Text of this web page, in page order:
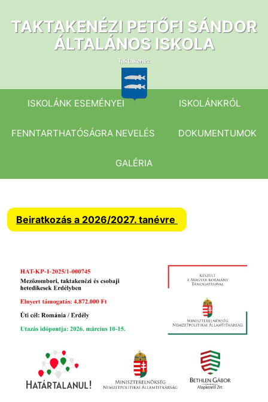
tartalomhoz
TAKTAKENÉZI PETŐFI SÁNDOR
ÁLTALÁNOS ISKOLA
ISKOLÁNK ESEMÉNYEI ISKOLÁNKRÓL
FENNTARTHATÓSÁGRA NEVELÉS DOKUMENTUMOK
GALÉRIA
Beiratkozás a 2026/2027. tanévre